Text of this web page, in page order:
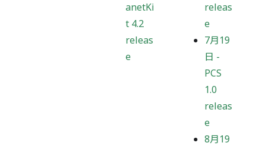
anetKi
t 4.2
releas
e
releas
e
7月19
日 -
PCS
1.0
releas
e
8月19